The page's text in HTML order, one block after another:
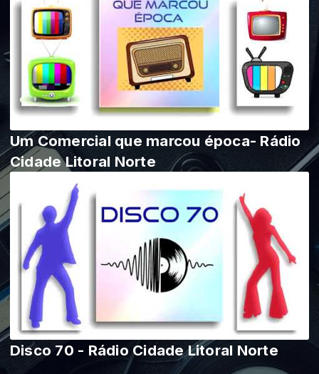
Um Comercial que marcou época- Rádio
Cidade Litoral Norte
Disco 70 - Rádio Cidade Litoral Norte